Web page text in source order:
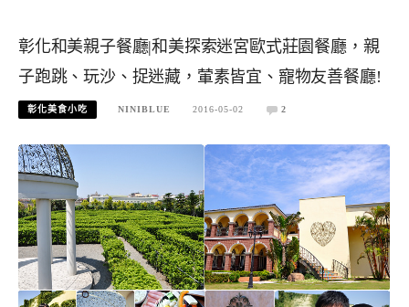
彰化和美親子餐廳|和美探索迷宮歐式莊園餐廳，親
子跑跳、玩沙、捉迷藏，葷素皆宜、寵物友善餐廳!
彰化美食小吃 NINIBLUE 2016-05-02 2